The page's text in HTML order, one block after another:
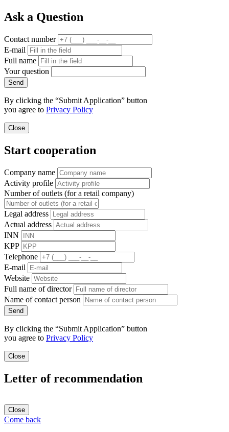
Ask a Question
Contact number
E-mail
Full name
Your question
Send
By clicking the “Submit Application” button
you agree to Privacy Policy
Close
Start cooperation
Company name
Activity profile
Number of outlets (for a retail company)
Legal address
Actual address
INN
KPP
Telephone
E-mail
Website
Full name of director
Name of contact person
Send
By clicking the “Submit Application” button
you agree to Privacy Policy
Close
Letter of recommendation
Close
Come back